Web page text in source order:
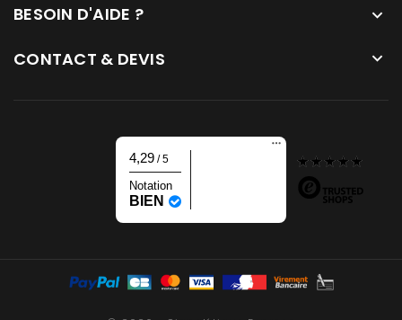
BESOIN D'AIDE ? 
CONTACT & DEVIS 
4,29 / 5
Notation
BIEN